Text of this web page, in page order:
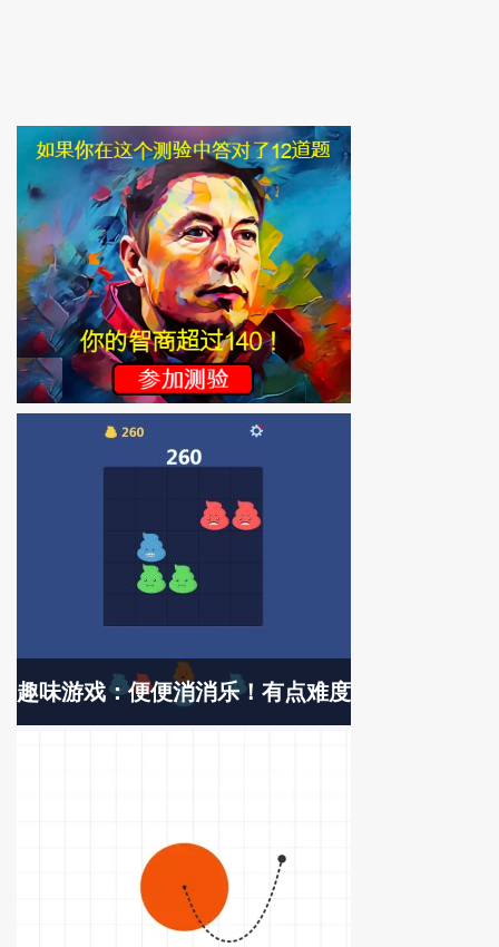
趣味游戏：便便消消乐！有点难度